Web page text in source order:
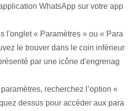
WhatsApp sur votre app
l'onglet « Paramètres » ou « Para
le trouver dans le coin inférieur
par une icône d'engrenag
recherchez l’option «
dessus pour accéder aux para